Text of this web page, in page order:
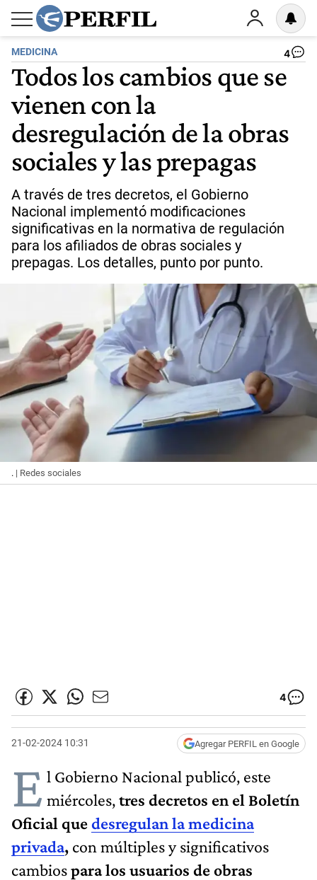
MEDICINA 4
Todos los cambios que se
vienen con la
desregulación de la obras
sociales y las prepagas
A través de tres decretos, el Gobierno
Nacional implementó modificaciones
significativas en la normativa de regulación
para los afiliados de obras sociales y
prepagas. Los detalles, punto por punto.
. | Redes sociales
4
21-02-2024 10:31 Agregar PERFIL en Google
E l Gobierno Nacional publicó, este
miércoles,tres decretos en el Boletín
Oficial quedesregulan lamedicina
privada, con múltiples y significativos
cambiospara los usuarios de obras